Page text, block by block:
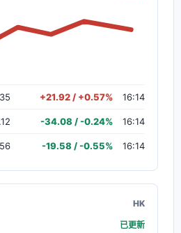
+21.92 / +0.57% 16:14
-34.08 / -0.24% 16:14
-19.58 / -0.55% 16:14
HK
已更新